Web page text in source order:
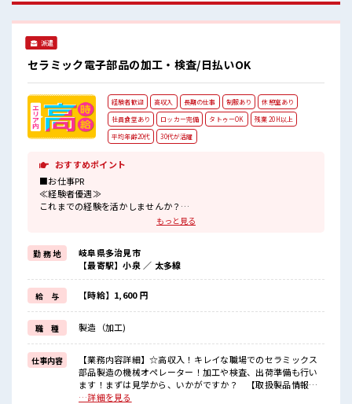
がしっかりサポートします！ ■職場の雰囲気 髪型・髪色自由
♪ 派手過ぎなければOKだから、 モチベーションもUP！ 休憩
派遣
セラミック電子部品の加工・検査/日払いOK
経験者歓迎 高収入 長期の仕事 制服あり
休憩室あり
社員食堂あり
ロッカー完備 タトゥーOK
残業 20H以上
平均年齢20代
30代が活躍
おすすめポイント
■お仕事PR
≪経験者優遇≫
これまでの経験を活かしませんか？
≪稼ぎたい人向け≫
高収入を希望される方にオススメ。
残業は月20時間以上あります♪
≪機能的な制服アリ≫
制服があるので、
毎日の服装の悩み解消♪
≪自分に合った期間で働ける≫
福利厚生が整った派遣のお仕事です！
■職場の雰囲気
≪20代の方が多数活躍中の職場≫
休憩時間にゆっくりできるスペース完備！
職場にはロッカー完備！
もっと見る
勤 務 地
岐阜県多治見市
【最寄駅】小泉 ／ 太多線
給 与 【時給】1,600 円
職 種 製造（加工)
仕事内容
【業務内容詳細】☆高収入！キレイな職場でのセラミックス
部品製造の機械オペレーター！加工や検査、出荷準備も行い
ます！まずは見学から、いかがですか？ 【取扱製品情報】
セラミック電子部品製造 ■お仕事PR ≪経験者優遇≫ これまで
…詳細を見る